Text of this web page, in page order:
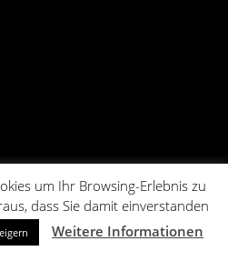
um Ihr Browsing-Erlebnis zu
dass Sie damit einverstanden
Weitere Informationen